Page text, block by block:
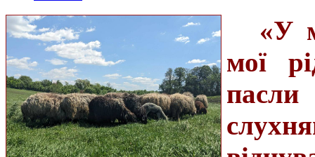
«У
мої